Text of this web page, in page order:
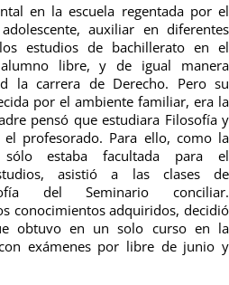
en la escuela regentada por el
auxiliar en diferentes
estudios de bachillerato en el
libre, y de igual manera
la carrera de Derecho. Pero su
por el ambiente familiar, era la
pensó que estudiara Filosofía y
el profesorado. Para ello, como la
estaba facultada para el
asistió a las clases de
del Seminario conciliar.
conocimientos adquiridos, decidió
obtuvo en un solo curso en la
exámenes por libre de junio y